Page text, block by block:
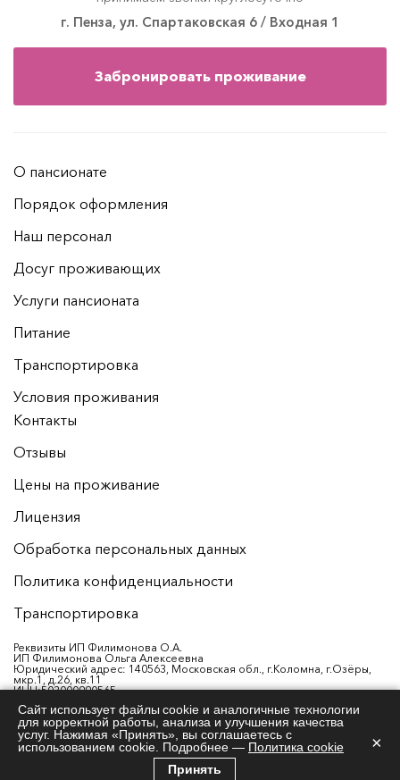
г. Пенза, ул. Спартаковская 6 / Входная 1
Забронировать проживание
О пансионате
Порядок оформления
Наш персонал
Досуг проживающих
Услуги пансионата
Питание
Транспортировка
Условия проживания
Контакты
Отзывы
Цены на проживание
Лицензия
Обработка персональных данных
Политика конфиденциальности
Транспортировка
Реквизиты ИП Филимонова О.А.
ИП Филимонова Ольга Алексеевна
Юридический адрес: 140563, Московская обл., г.Коломна, г.Озёры,
мкр.1, д.26, кв.11
ИНН:503000990565
р/с:40802810101530002356
Банк: АО "АЛЬФА-БАНК"
БИК: 044525593
К/с: 30101810200000000593
Сайт использует файлы cookie и аналогичные технологии
для корректной работы, анализа и улучшения качества
услуг. Нажимая «Принять», вы соглашаетесь с
использованием cookie. Подробнее — Политика cookie
Принять
×